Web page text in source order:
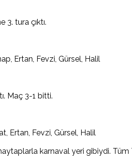
3. tura çıktı.
Ertan, Fevzi, Gürsel, Halil
Maç 3-1 bitti.
Ertan, Fevzi, Gürsel, Halil
karnaval yeri gibiydi.